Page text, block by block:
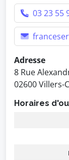
03 23 55
Adresse
8 Rue
02600 Villers-
Horaires